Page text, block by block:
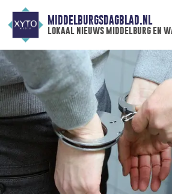
MIDDELBURGSDAGBLAD.NL
lokaal nieuws middelburg en